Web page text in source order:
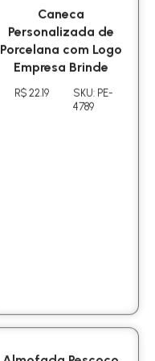
Caneca
Personalizada de
Porcelana com Logo
Empresa Brinde
R$ 22.19
SKU: PE-
4789